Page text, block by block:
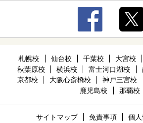
札幌校 仙台校 千葉校 大宮校
秋葉原校
横浜校 富士河口湖校
京都校
大阪心斎橋校 神戸三宮校
鹿児島校
那覇校
サイトマップ 免責事項 個